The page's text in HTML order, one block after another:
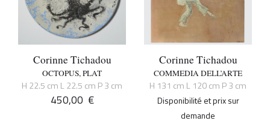
Corinne Tichadou
OCTOPUS, PLAT
H 22.5 cm L 22.5 cm P 3 cm
450,00 €
Corinne Tichadou
COMMEDIA DELL’ARTE
H 131 cm L 120 cm P 3 cm
Disponibilité et prix sur
demande